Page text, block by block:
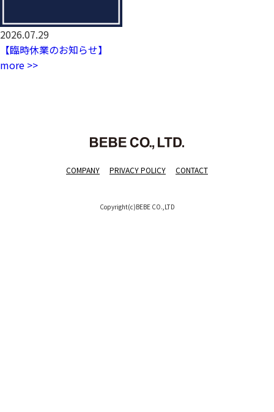
2026.07.29
【臨時休業のお知らせ】
more >>
COMPANY PRIVACY POLICY CONTACT
Copyright(c)BEBE CO.,LTD